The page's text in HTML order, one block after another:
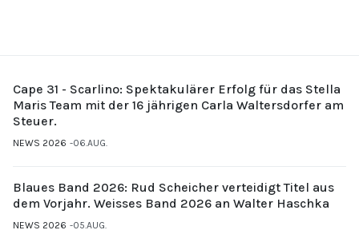
Cape 31 - Scarlino: Spektakulärer Erfolg für das Stella
Maris Team mit der 16 jährigen Carla Waltersdorfer am
Steuer.
NEWS 2026 06.AUG.
Blaues Band 2026: Rud Scheicher verteidigt Titel aus
dem Vorjahr. Weisses Band 2026 an Walter Haschka
NEWS 2026 05.AUG.